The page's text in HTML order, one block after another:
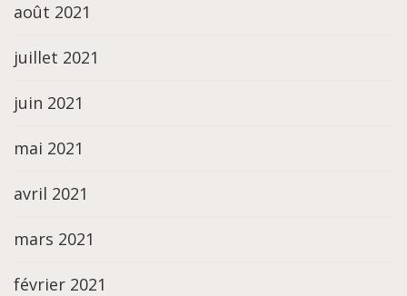
août 2021
juillet 2021
juin 2021
mai 2021
avril 2021
mars 2021
février 2021